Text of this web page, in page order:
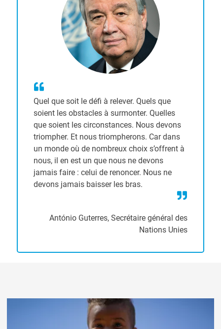
Quel que soit le défi à relever. Quels que
soient les obstacles à surmonter. Quelles
que soient les circonstances. Nous devons
triompher. Et nous triompherons. Car dans
un monde où de nombreux choix s’offrent à
nous, il en est un que nous ne devons
jamais faire : celui de renoncer. Nous ne
devons jamais baisser les bras.
António Guterres, Secrétaire général des
Nations Unies